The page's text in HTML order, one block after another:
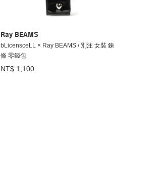
Ray BEAMS
bLicensceLL × Ray BEAMS / 別注 女裝 鍊
條 零錢包
NT$ 1,100